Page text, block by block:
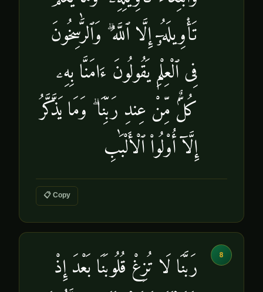
تَأْوِيلَهُۥٓ إِلَّا ٱللَّهُ ۗ وَٱلرَّٰسِخُونَ
فِى ٱلْعِلْمِ يَقُولُونَ ءَامَنَّا بِهِۦ
كُلٌّۭ مِّنْ عِندِ رَبِّنَا ۗ وَمَا يَذَّكَّرُ
إِلَّآ أُو۟لُوا۟ ٱلْأَلْبَٰبِ
📋 Copy
8
رَبَّنَا لَا تُزِغْ قُلُوبَنَا بَعْدَ إِذْ